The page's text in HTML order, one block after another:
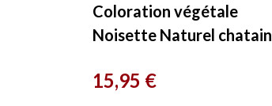
Coloration végétale
Noisette Naturel chatain
Prix
15,95 €